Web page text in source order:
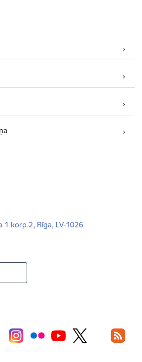
1 korp.2, Rīga, LV-1026